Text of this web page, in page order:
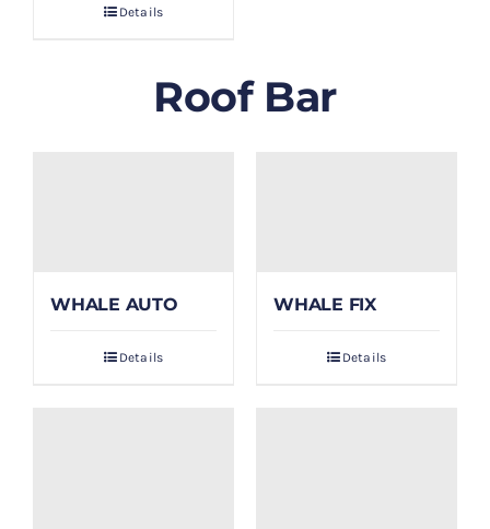
Details
Roof Bar
WHALE AUTO
Details
WHALE FIX
Details